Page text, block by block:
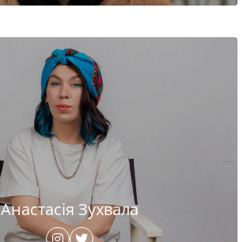
Анастасія Зухвала